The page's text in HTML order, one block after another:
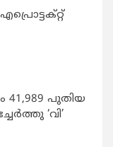
പുതിയ
‘വി’